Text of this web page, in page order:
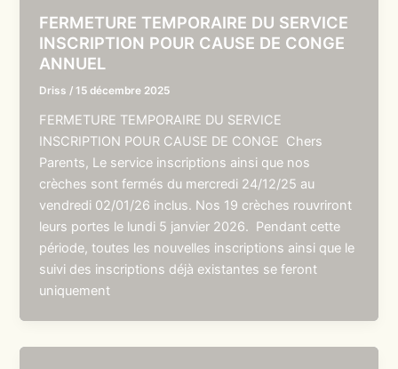
FERMETURE TEMPORAIRE DU SERVICE
INSCRIPTION POUR CAUSE DE CONGE
ANNUEL
Driss /15 décembre 2025
FERMETURE TEMPORAIRE DU SERVICE
INSCRIPTION POUR CAUSE DE CONGE Chers
Parents, Le service inscriptions ainsi que nos
crèches sont fermés du mercredi 24/12/25 au
vendredi 02/01/26 inclus. Nos 19 crèches rouvriront
leurs portes le lundi 5 janvier 2026. Pendant cette
période, toutes les nouvelles inscriptions ainsi que le
suivi des inscriptions déjà existantes se feront
uniquement